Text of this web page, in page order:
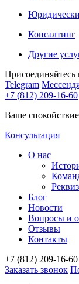
Консалтинг
Другие
Присоединяйтесь
Telegram
+7 (812) 209-16-60
Ваше
Консультация
О нас
Блог
Новости
Вопросы и
Отзывы
Контакты
+7 (812) 209-16-60
Заказать звонок